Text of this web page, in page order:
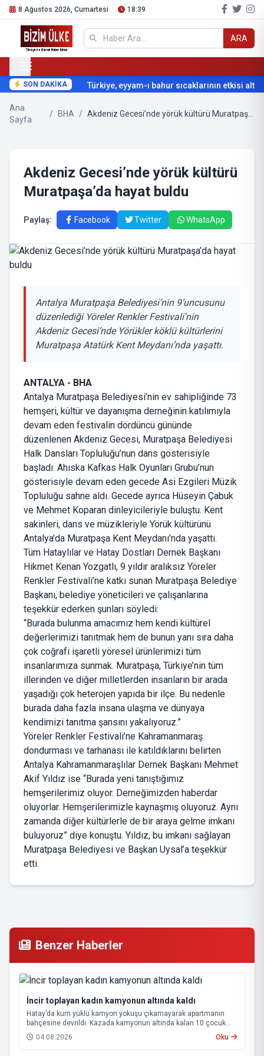
8 Ağustos 2026, Cumartesi 18:39
ARA
SON DAKİKA Türkiye, eyyam-ı bahur sıcaklarının etkisi
Ana
Sayfa
/ BHA / Akdeniz Gecesi’nde yörük kültürü Muratpaşa’da hayat buldu
Akdeniz Gecesi’nde yörük kültürü
Muratpaşa’da hayat buldu
Paylaş: Facebook Twitter WhatsApp
Antalya Muratpaşa Belediyesi’nin 9’uncusunu
düzenlediği Yöreler Renkler Festivali’nin
Akdeniz Gecesi’nde Yörükler köklü kültürlerini
Muratpaşa Atatürk Kent Meydanı’nda yaşattı.
ANTALYA - BHA
Antalya Muratpaşa Belediyesi’nin ev sahipliğinde 73
hemşeri, kültür ve dayanışma derneğinin katılımıyla
devam eden festivalin dördüncü gününde
düzenlenen Akdeniz Gecesi, Muratpaşa Belediyesi
Halk Dansları Topluluğu’nun dans gösterisiyle
başladı. Ahıska Kafkas Halk Oyunları Grubu’nun
gösterisiyle devam eden gecede Asi Ezgileri Müzik
Topluluğu sahne aldı. Gecede ayrıca Hüseyin Çabuk
ve Mehmet Koparan dinleyicileriyle buluştu. Kent
sakinleri, dans ve müzikleriyle Yörük kültürünü
Antalya’da Muratpaşa Kent Meydanı’nda yaşattı.
Tüm Hataylılar ve Hatay Dostları Dernek Başkanı
Hikmet Kenan Yozgatlı, 9 yıldır aralıksız Yöreler
Renkler Festivali’ne katkı sunan Muratpaşa Belediye
Başkanı, belediye yöneticileri ve çalışanlarına
teşekkür ederken şunları söyledi:
“Burada bulunma amacımız hem kendi kültürel
değerlerimizi tanıtmak hem de bunun yanı sıra daha
çok coğrafi işaretli yöresel ürünlerimizi tüm
insanlarımıza sunmak. Muratpaşa, Türkiye’nin tüm
illerinden ve diğer milletlerden insanların bir arada
yaşadığı çok heterojen yapıda bir ilçe. Bu nedenle
burada daha fazla insana ulaşma ve dünyaya
kendimizi tanıtma şansını yakalıyoruz.”
Yöreler Renkler Festivali’ne Kahramanmaraş
dondurması ve tarhanası ile katıldıklarını belirten
Antalya Kahramanmaraşlılar Dernek Başkanı Mehmet
Akif Yıldız ise “Burada yeni tanıştığımız
hemşerilerimiz oluyor. Derneğimizden haberdar
oluyorlar. Hemşerilerimizle kaynaşmış oluyoruz. Aynı
zamanda diğer kültürlerle de bir araya gelme imkanı
buluyoruz” diye konuştu. Yıldız, bu imkanı sağlayan
Muratpaşa Belediyesi ve Başkan Uysal’a teşekkür
etti.
Benzer Haberler
İncir toplayan kadın kamyonun altında kaldı
Hatay’da kum yüklü kamyon yokuşu çıkamayarak apartmanın
bahçesine devrildi. Kazada kamyonun altında kalan 10 çocuk
annesi 65 yaşındaki kadın hayatını kaybetti.
04.08.2026 Oku